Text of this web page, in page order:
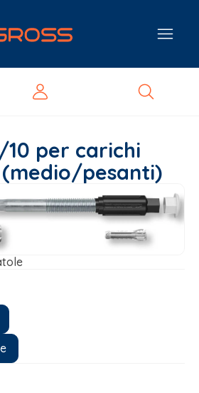
per carichi
pesanti)